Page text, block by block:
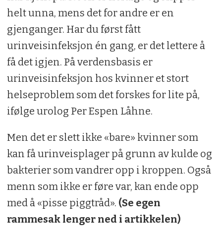
helt unna, mens det for andre er en
gjenganger. Har du først fått
urinveisinfeksjon én gang, er det lettere å
få det igjen. På verdensbasis er
urinveisinfeksjon hos kvinner et stort
helseproblem som det forskes for lite på,
ifølge urolog Per Espen Låhne.
Men det er slett ikke «bare» kvinner som
kan få urinveisplager på grunn av kulde og
bakterier som vandrer opp i kroppen. Også
menn som ikke er føre var, kan ende opp
med å «pisse piggtråd». (Se egen
rammesak lenger ned i artikkelen)